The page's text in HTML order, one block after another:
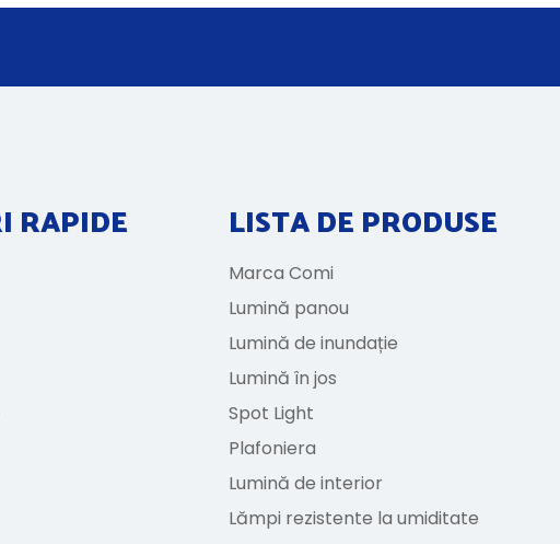
RAPIDE LISTA DE PRODUSE
Marca Comi
Lumină panou
Lumină de inundație
Lumină în jos
Spot Light
Plafoniera
Lumină de interior
Lămpi rezistente la umiditate